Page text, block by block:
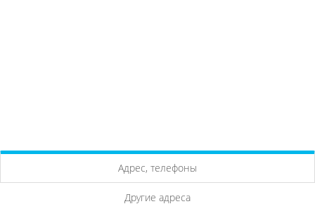
Адрес, телефоны
Другие адреса